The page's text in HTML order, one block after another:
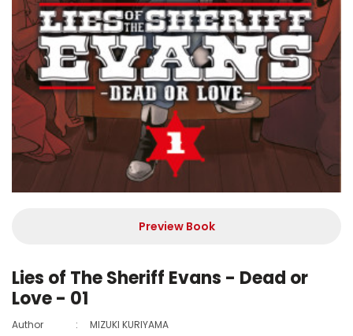
Preview Book
Lies of The Sheriff Evans - Dead or
Love - 01
Author :
MIZUKI KURIYAMA